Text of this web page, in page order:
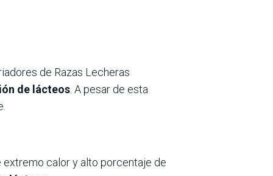
de Razas Lecheras
de lácteos . A pesar de esta
calor y alto porcentaje de